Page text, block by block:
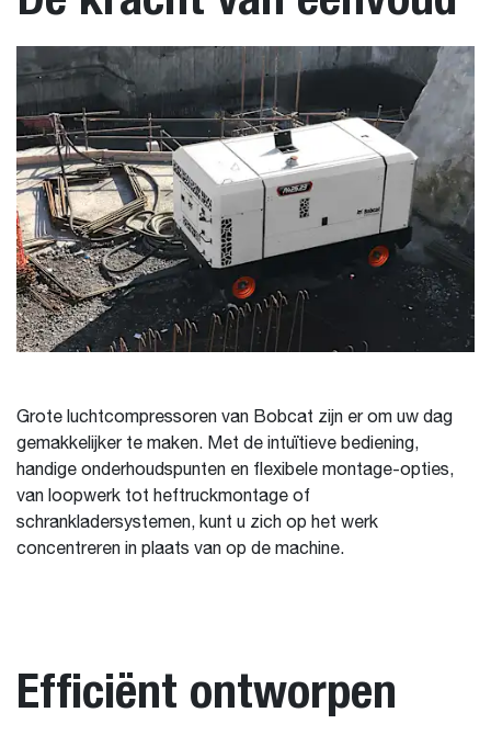
Grote luchtcompressoren van Bobcat zijn er om uw dag
gemakkelijker te maken. Met de intuïtieve bediening,
handige onderhoudspunten en flexibele montage-opties,
van loopwerk tot heftruckmontage of
schrankladersystemen, kunt u zich op het werk
concentreren in plaats van op de machine.
Efficiënt ontworpen